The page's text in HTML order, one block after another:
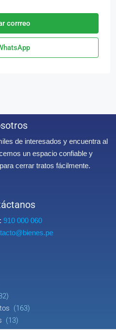
corrreo
de interesados y encuentra al
un espacio confiable y
cerrar tratos fácilmente.
910 000 060
(163)
(13)